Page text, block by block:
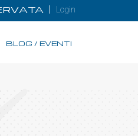
Login
BLOG / EVENTI